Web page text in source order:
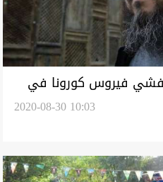
فيروس كورونا في
2020-08-30 10:03